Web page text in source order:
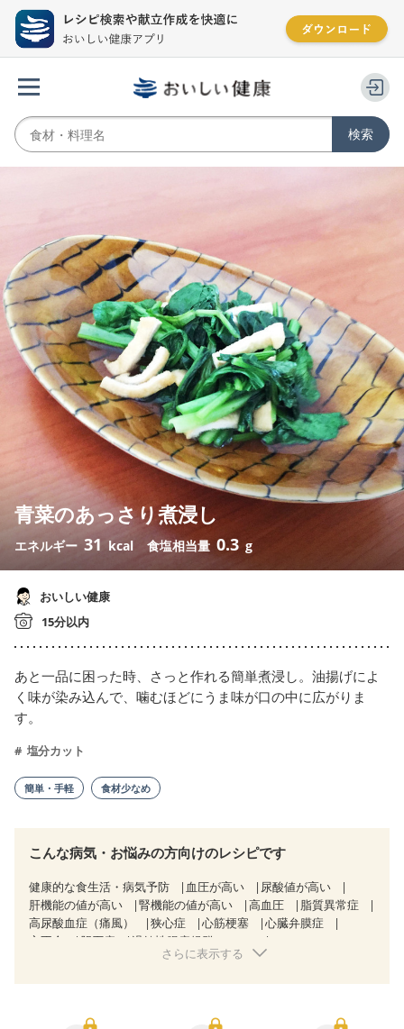
青菜のあっさり煮浸し
エネルギー 31 kcal 食塩相当量 0.3 g
おいしい健康
15分以内
あと一品に困った時、さっと作れる簡単煮浸し。油揚げによ
く味が染み込んで、噛むほどにうま味が口の中に広がりま
す。
塩分カット
簡単・手軽 食材少なめ
こんな病気・お悩みの方向けのレシピです
健康的な食生活・病気予防 血圧が高い
尿酸値が高い
肝機能の値が高い
腎機能の値が高い 高血圧
脂質異常症
高尿酸血症（痛風）
狭心症 心筋梗塞
心臓弁膜症
心不全
胆石症
過敏性腸症候群（IBS）
CKD（ステージ１）
さらに表示する